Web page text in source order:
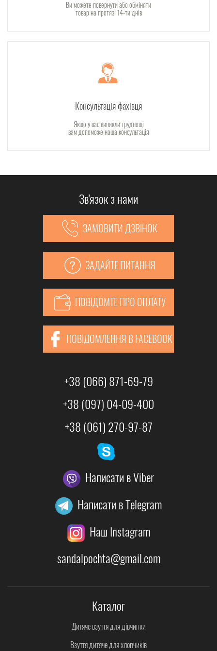
Ви можете повернути або обміняти
товар на протязі 14-ти днів
Консультація фахівця
Якщо у вас виникли труднощі
вам допоможе наша консультація
Зв'язок з нами
ЗАМОВИТИ ДЗВІНОК
ЗАДАЙТЕ ПИТАННЯ
ПОВІДОМТЕ ПРО ОПЛАТУ
ПОВІДОМЛЕННЯ В FACEBOOK
+38 (066) 871-69-79
+38 (097) 04-09-400
+38 (061) 270-97-87
Написати в Viber
Написати в Telegram
Наш Instagram
sandalpochta@gmail.com
Каталог
Дитяче взуття для дівчинки
Взуття дитяче для хлопчиків